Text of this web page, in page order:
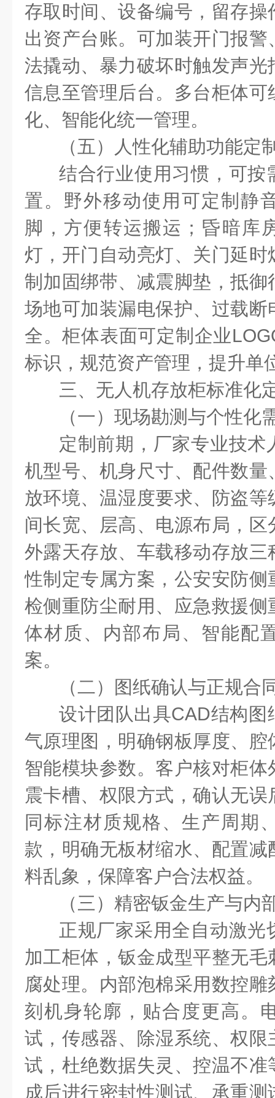
存取时间、设备编号，留存
出资产台账。可加装开门报
法撬动、暴力破坏时触发声
信息至管理后台。多台柜体
化、智能化统一管理。
（五）人性化辅助功能定
结合行业使用习惯，可按
置。野外移动使用可定制静
脚，方便转运搬运；昏暗库
灯，开门自动亮灯、关门延
制加固绑带、减震脚垫，抵
场地可加装漏电保护、过载
全。柜体表面可定制企业
标识，规范资产管理，提升单
三、无人机存放柜标准化
（一）现场勘测与个性化
定制前期，厂家专业技术
机型号、机身尺寸、配件数
放环境、温湿度要求、防盗
间长宽、层高、电源布局，
外露天存放、车载移动存放
性制定专属方案，公安安防
检侧重防尘耐用、应急救援
体材质、内部布局、智能配
案。
（二）图纸确认与正规合
设计团队出具CAD结构图
气原理图，明确钢板厚度、
智能模块参数。客户核对柜
震卡槽、权限方式，确认无
同标注材质规格、生产周期
款，明确无板材缩水、配置
料乱象，保障客户合法权益。
（三）精密钣金生产与内
正规厂家采用全自动激光
加工柜体，钣金成型平整无
腐处理。内部泡棉采用数控
刻机身轮廓，贴合度更高。
试，传感器、除湿系统、权
试，杜绝数据失灵、控温不
成后进行密封性测试、承重